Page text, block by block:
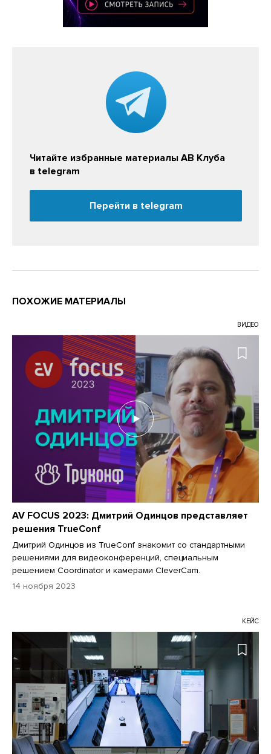
Читайте избранные материалы АВ Клуба
в telegram
Перейти в telegram
ПОХОЖИЕ МАТЕРИАЛЫ
ВИДЕО
AV FOCUS 2023: Дмитрий Одинцов представляет
решения TrueConf
Дмитрий Одинцов из TrueConf знакомит со стандартными
решениями для видеоконференций, специальным
решением Coordinator и камерами CleverCam.
14 ноября 2023
КЕЙС